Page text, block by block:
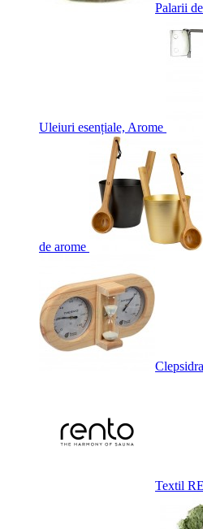
Palarii
Uleiuri esențiale, Arome
de arome
Textil